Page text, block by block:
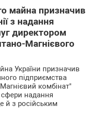
майна призначив
з надання
директором
Магнієвого
України призначив
підприємства
комбінат"
сфери надання
й з російським